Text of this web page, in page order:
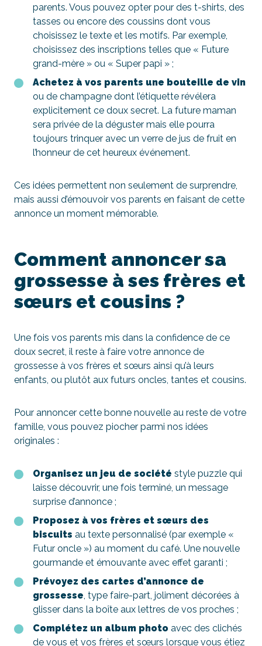
parents. Vous pouvez opter pour des t-shirts, des
tasses ou encore des coussins dont vous
choisissez le texte et les motifs. Par exemple,
choisissez des inscriptions telles que « Future
grand-mère » ou « Super papi » ;
Achetez à vos parents une bouteille de vin
ou de champagne dont l’étiquette révélera
explicitement ce doux secret. La future maman
sera privée de la déguster mais elle pourra
toujours trinquer avec un verre de jus de fruit en
l’honneur de cet heureux événement.
Ces idées permettent non seulement de surprendre,
mais aussi d’émouvoir vos parents en faisant de cette
annonce un moment mémorable.
Comment annoncer sa
grossesse à ses frères et
sœurs et cousins ?
Une fois vos parents mis dans la confidence de ce
doux secret, il reste à faire votre annonce de
grossesse à vos frères et sœurs ainsi qu’à leurs
enfants, ou plutôt aux futurs oncles, tantes et cousins.
Pour annoncer cette bonne nouvelle au reste de votre
famille, vous pouvez piocher parmi nos idées
originales :
Organisez un jeu de société style puzzle qui
laisse découvrir, une fois terminé, un message
surprise d’annonce ;
Proposez à vos frères et sœurs des
biscuits au texte personnalisé (par exemple «
Futur oncle ») au moment du café. Une nouvelle
gourmande et émouvante avec effet garanti ;
Prévoyez des cartes d’annonce de
grossesse, type faire-part, joliment décorées à
glisser dans la boîte aux lettres de vos proches ;
Complétez un album photo avec des clichés
de vous et vos frères et sœurs lorsque vous étiez